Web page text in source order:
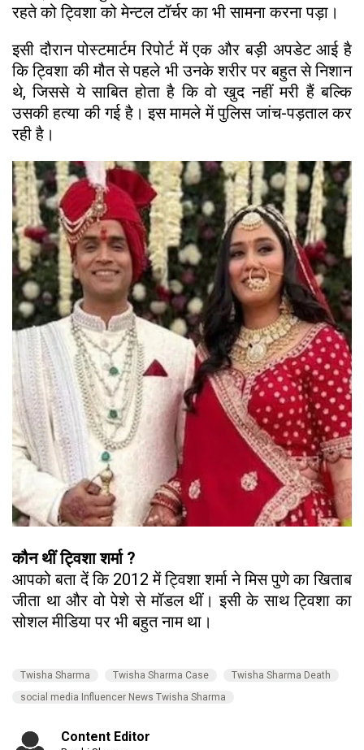
रहते को ट्विशा को मेन्टल टॉर्चर का भी सामना करना पड़ा।
इसी दौरान पोस्टमार्टम रिपोर्ट में एक और बड़ी अपडेट आई है
कि ट्विशा की मौत से पहले भी उनके शरीर पर बहुत से निशान
थे, जिससे ये साबित होता है कि वो खुद नहीं मरी हैं बल्कि
उसकी हत्या की गई है। इस मामले में पुलिस जांच-पड़ताल कर
रही है।
कौन थीं ट्विशा शर्मा ?
आपको बता दें कि 2012 में ट्विशा शर्मा ने मिस पुणे का खिताब
जीता था और वो पेशे से मॉडल थीं। इसी के साथ ट्विशा का
सोशल मीडिया पर भी बहुत नाम था।
Twisha Sharma Twisha Sharma Case
Twisha Sharma Death
social media Influencer News Twisha Sharma
Content Editor